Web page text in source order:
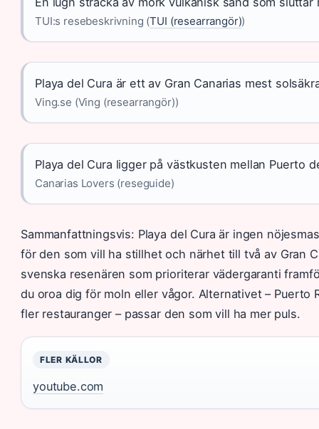
TUI:s resebeskrivning (TUI (researrangör))
Playa del Cura är ett av Gran Canarias mest
Ving.se (Ving (researrangör))
Playa del Cura ligger på västkusten mellan Puerto
Canarias Lovers (reseguide)
Sammanfattningsvis: Playa del Cura är ingen
för den som vill ha stillhet och närhet till två av Gran
svenska resenären som prioriterar vädergaranti
du oroa dig för moln eller vågor. Alternativet –
fler restauranger – passar den som vill ha mer puls.
FLER KÄLLOR
youtube.com